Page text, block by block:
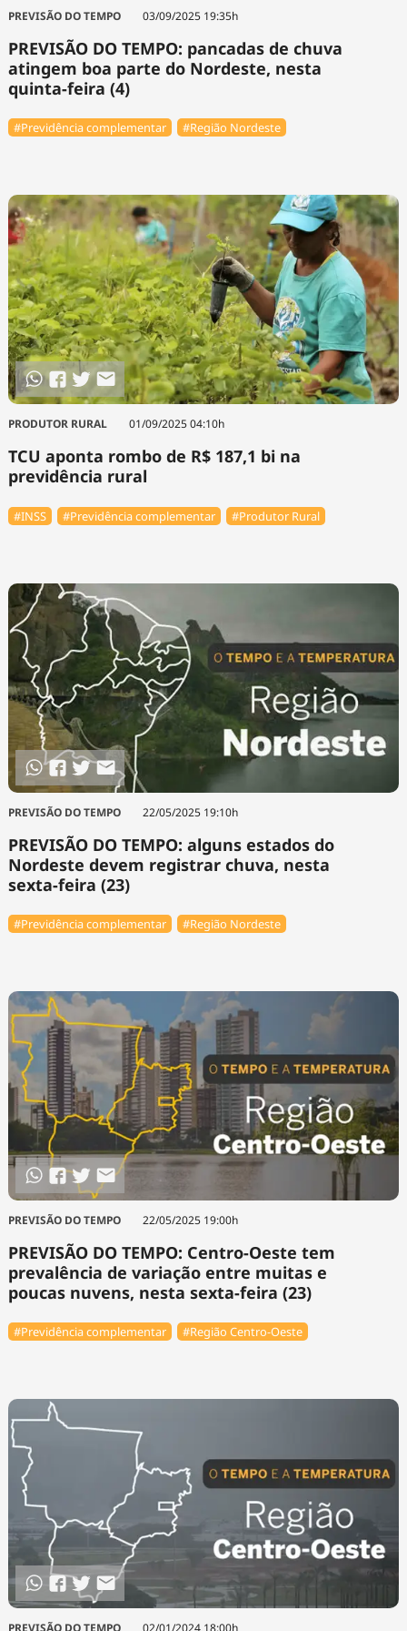
Cinema
Infraestrutura
PREVISÃO DO TEMPO 03/09/2025 19:35h
PREVISÃO DO TEMPO: pancadas de chuva
atingem boa parte do Nordeste, nesta
quinta-feira (4)
#Previdência complementar #Região Nordeste
PRODUTOR RURAL 01/09/2025 04:10h
TCU aponta rombo de R$ 187,1 bi na
previdência rural
#INSS #Previdência complementar #Produtor Rural
PREVISÃO DO TEMPO 22/05/2025 19:10h
PREVISÃO DO TEMPO: alguns estados do
Nordeste devem registrar chuva, nesta
sexta-feira (23)
#Previdência complementar #Região Nordeste
PREVISÃO DO TEMPO 22/05/2025 19:00h
PREVISÃO DO TEMPO: Centro-Oeste tem
prevalência de variação entre muitas e
poucas nuvens, nesta sexta-feira (23)
#Previdência complementar #Região Centro-Oeste